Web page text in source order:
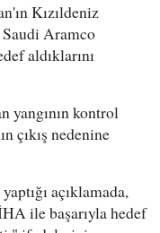
Kızıldeniz
Saudi Aramco
aldıklarını
yangının kontrol
çıkış nedenine
açıklamada,
ile başarıyla hedef